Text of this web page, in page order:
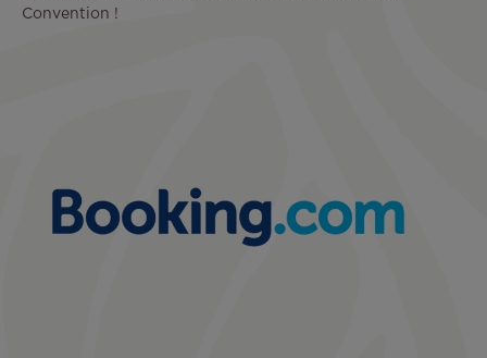
Convention !